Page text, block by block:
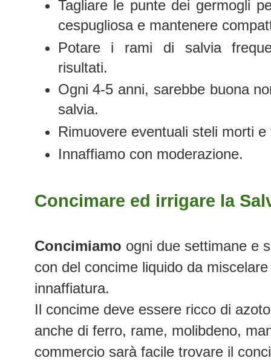
Tagliare le punte dei germogli
cespugliosa e mantenere
Potare i rami di salvia
risultati.
Ogni 4-5 anni, sarebbe buona
salvia.
Rimuovere eventuali steli morti e
Innaffiamo con moderazione.
Concimare ed irrigare la
Concimiamo ogni due settimane e
con del concime liquido da
innaffiatura.
Il concime deve essere ricco di
anche di ferro, rame, molibdeno,
commercio sarà facile trovare il